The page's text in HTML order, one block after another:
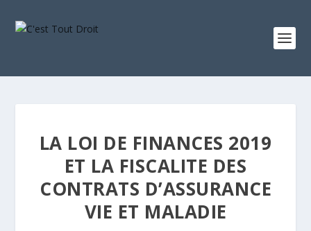
LA LOI DE FINANCES 2019
ET LA FISCALITE DES
CONTRATS D’ASSURANCE
VIE ET MALADIE